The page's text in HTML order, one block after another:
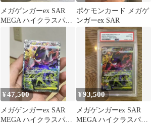
メガゲンガーex SAR
MEGA ハイクラスパッ
キ…
ポケモンカード メガゲ
ンガーex SAR
¥47,500
メガゲンガーex SAR
MEGA ハイクラスパッ
¥93,500
メガゲンガーex SAR
MEGA ハイクラスパッ